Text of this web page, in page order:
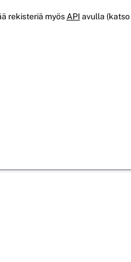
rekisteriä myös API avulla (katso